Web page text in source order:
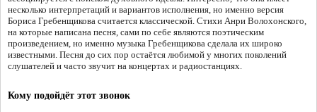
несколько интерпретаций и вариантов исполнения, но именно версия
Бориса Гребенщикова считается классической. Стихи Анри Волохонского,
на которые написана песня, сами по себе являются поэтическим
произведением, но именно музыка Гребенщикова сделала их широко
известными. Песня до сих пор остаётся любимой у многих поколений
слушателей и часто звучит на концертах и радиостанциях.
Кому подойдёт этот звонок